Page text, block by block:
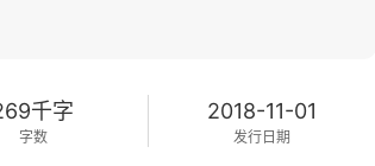
千字
字数
2018-11-01
发行日期